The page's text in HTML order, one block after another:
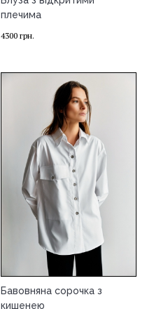
плечима
4300 грн.
Бавовняна сорочка з
кишенею